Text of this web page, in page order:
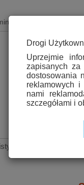
Drogi
Uprzejmie
zapisanych
dostosowania
reklamowych i
nami
szczegółami i